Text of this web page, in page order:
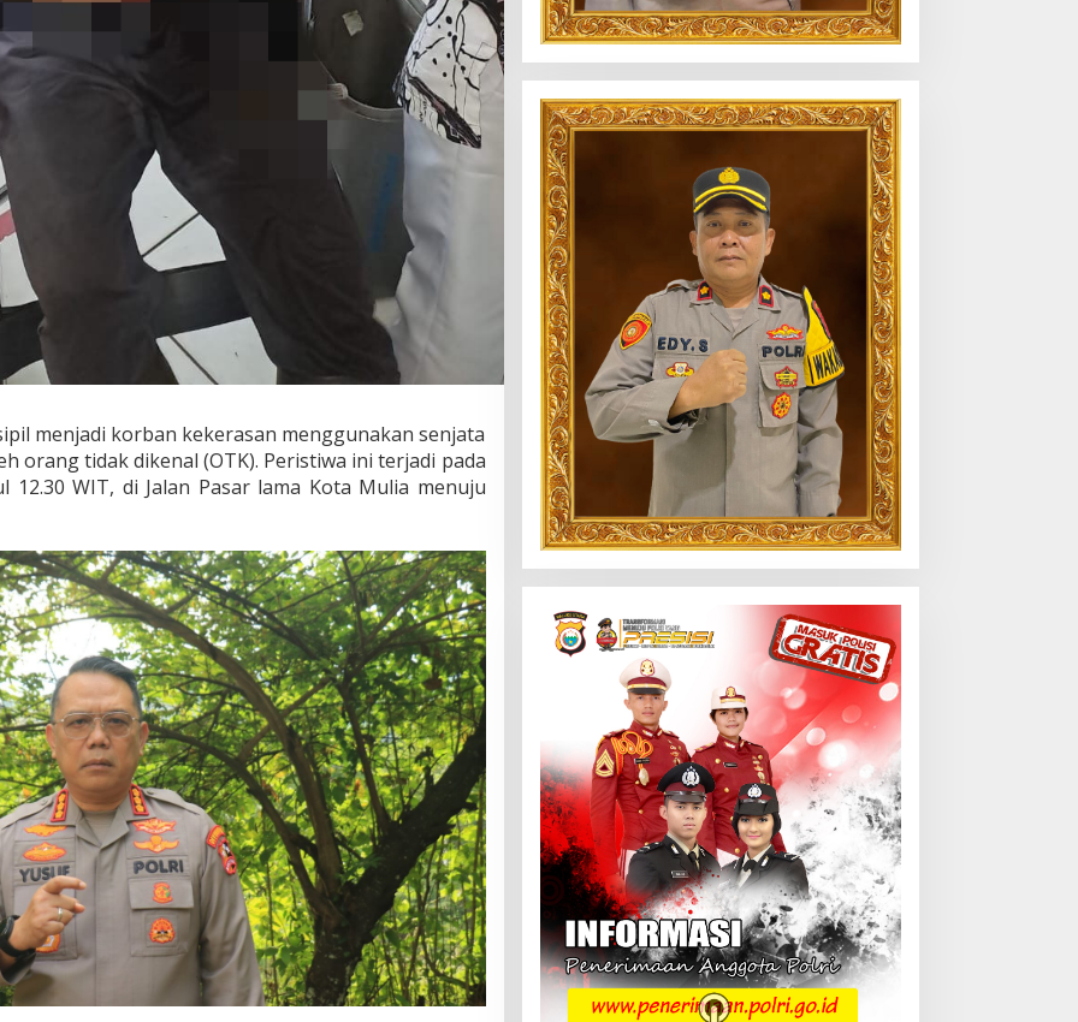
menjadi korban kekerasan menggunakan senjata
orang tidak dikenal (OTK). Peristiwa ini terjadi pada
12.30 WIT, di Jalan Pasar lama Kota Mulia menuju